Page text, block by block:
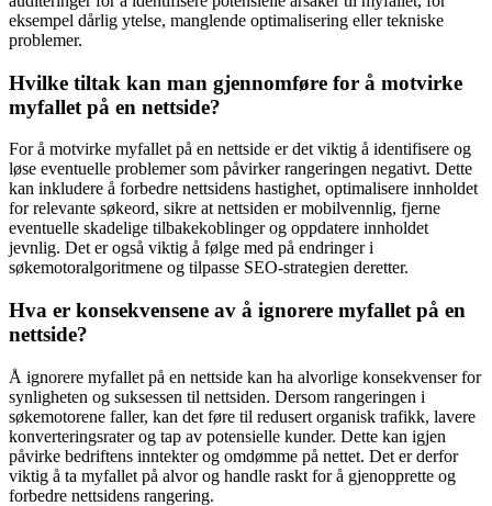
eksempel dårlig ytelse, manglende optimalisering eller tekniske
problemer.
Hvilke tiltak kan man gjennomføre for å motvirke
myfallet på en nettside?
For å motvirke myfallet på en nettside er det viktig å identifisere og
løse eventuelle problemer som påvirker rangeringen negativt. Dette
kan inkludere å forbedre nettsidens hastighet, optimalisere innholdet
for relevante søkeord, sikre at nettsiden er mobilvennlig, fjerne
eventuelle skadelige tilbakekoblinger og oppdatere innholdet
jevnlig. Det er også viktig å følge med på endringer i
søkemotoralgoritmene og tilpasse SEO-strategien deretter.
Hva er konsekvensene av å ignorere myfallet på en
nettside?
Å ignorere myfallet på en nettside kan ha alvorlige konsekvenser for
synligheten og suksessen til nettsiden. Dersom rangeringen i
søkemotorene faller, kan det føre til redusert organisk trafikk, lavere
konverteringsrater og tap av potensielle kunder. Dette kan igjen
påvirke bedriftens inntekter og omdømme på nettet. Det er derfor
viktig å ta myfallet på alvor og handle raskt for å gjenopprette og
forbedre nettsidens rangering.